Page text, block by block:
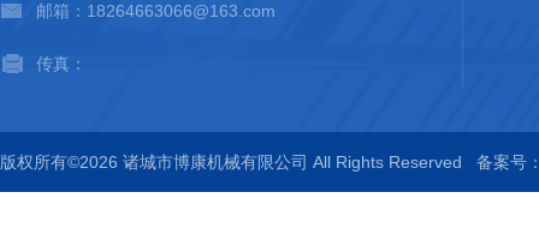
邮箱：18264663066@163.com
传真：
版权所有©2026 诸城市博康机械有限公司 All Rights Reserved 备案号